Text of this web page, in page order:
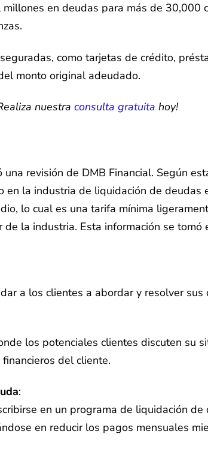
en deudas para más de 30,000
como tarjetas de crédito,
monto original adeudado.
nuestra consulta gratuita hoy!
revisión de DMB Financial. Según
la industria de liquidación de
lo cual es una tarifa mínima
la industria. Esta información se
a los clientes a abordar y resolver
los potenciales clientes discuten su
del cliente.
:
en un programa de liquidación
en reducir los pagos mensuales